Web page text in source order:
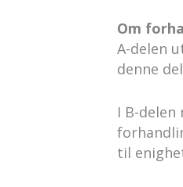
Om
A-delen
denne
I B-
til